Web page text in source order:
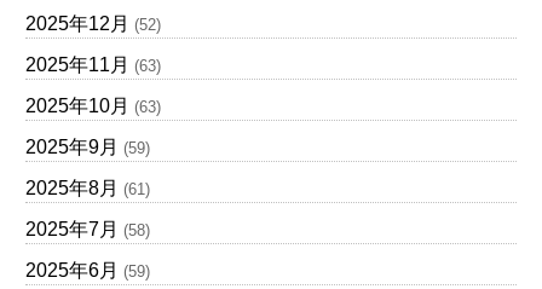
2025年12月 (52)
2025年11月 (63)
2025年10月 (63)
2025年9月 (59)
2025年8月 (61)
2025年7月 (58)
2025年6月 (59)